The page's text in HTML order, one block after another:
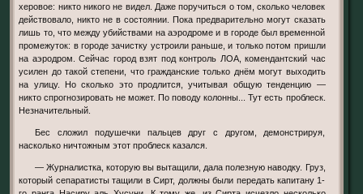
херовое: никто никого не видел. Даже поручиться о том, сколько человек
действовало, никто не в состоянии. Пока предварительно могут сказать
лишь то, что между убийствами на аэродроме и в городе был временной
промежуток: в городе зачистку устроили раньше, и только потом пришли
на аэродром. Сейчас город взят под контроль ЛОА, комендантский час
усилен до такой степени, что гражданские только днём могут выходить
на улицу. Но сколько это продлится, учитывая общую тенденцию —
никто спрогнозировать не может. По поводу колонны... Тут есть проблеск.
Незначительный.
Бес сложил подушечки пальцев друг с другом, демонстрируя,
насколько ничтожным этот проблеск казался.
— Журналистка, которую вы вытащили, дала полезную наводку. Груз,
который сепаратисты тащили в Сирт, должны были передать капитану 1-